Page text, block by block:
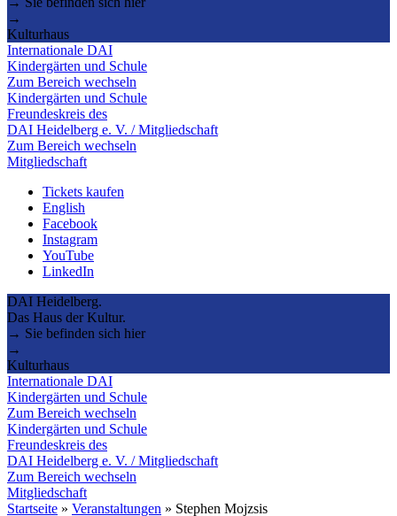
→
Kulturhaus
Internationale DAI
Kindergärten und Schule
Zum Bereich wechseln
Kindergärten und Schule
Freundeskreis des
DAI Heidelberg e. V. / Mitgliedschaft
Zum Bereich wechseln
Mitgliedschaft
Tickets kaufen
English
Facebook
Instagram
YouTube
LinkedIn
DAI Heidelberg.
Das Haus der Kultur.
→ Sie befinden sich hier
→
Kulturhaus
Internationale DAI
Kindergärten und Schule
Zum Bereich wechseln
Kindergärten und Schule
Freundeskreis des
DAI Heidelberg e. V. / Mitgliedschaft
Zum Bereich wechseln
Mitgliedschaft
Startseite » Veranstaltungen » Stephen Mojzsis